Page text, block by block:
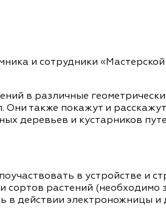
и сотрудники
в различные
Они также покажут и
деревьев и кустарников
в устройстве и
растений (необходимо
в действии электроножницы и